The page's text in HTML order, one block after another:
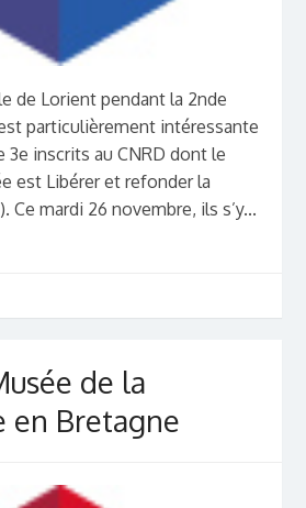
de Lorient pendant la 2nde
particulièrement intéressante
3e inscrits au CNRD dont le
est Libérer et refonder la
Ce mardi 26 novembre, ils s’y...
de la
en Bretagne